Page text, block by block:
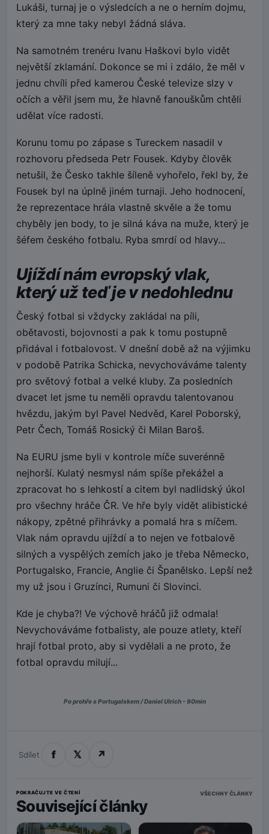
Lukáši, turnaj je o výsledcích a ne o herním dojmu,
který za mne taky nebyl žádná sláva.
Na samotném trenéru Ivanu Haškovi bylo vidět
největší zklamání. Dokonce se mi i zdálo, že měl v
jednu chvíli před kamerou České televize slzy v
očích a věřil jsem mu, že hlavně fanouškům chtěli
udělat více radosti.
Korunu tomu po zápase s Tureckem nasadil v
rozhovoru předseda Petr Fousek. Kdyby člověk
netušil, že Česko takhle šíleně vyhořelo, řekl by, že
Fousek byl na úplně jiném turnaji. Jeho hodnocení,
že reprezentace hrála vlastně skvěle a že tomu
chyběly jen body, to je silná káva na muže, který je
šéfem českého fotbalu. Ryba smrdí od hlavy...
Ujíždí nám evropský vlak,
který už teď je v nedohlednu
Český fotbal si vždycky zakládal na píli,
obětavosti, bojovnosti a pak k tomu postupně
přidával i fotbalovost. V dnešní době až na výjimku
v podobě Patrika Schicka, nevychováváme talenty
pro světový fotbal a velké kluby. Za posledních
dvacet let jsme tu neměli opravdu talentovanou
hvězdu, jakým byl Pavel Nedvěd, Karel Poborský,
Petr Čech, Tomáš Rosický či Milan Baroš.
Na EURU jsme byli v kontrole míče suverénně
nejhorší. Kulatý nesmysl nám spíše překážel a
zpracovat ho s lehkostí a citem byl nadlidský úkol
pro všechny hráče ČR. Ve hře byly vidět alibistické
nákopy, zpětné přihrávky a pomalá hra s míčem.
Vlak nám opravdu ujíždí a to nejen ve fotbalově
silných a vyspělých zemích jako je třeba Německo,
Portugalsko, Francie, Anglie či Španělsko. Lepší než
my už jsou i Gruzínci, Rumuni či Slovinci.
Kde je chyba?! Ve výchově hráčů již odmala!
Nevychováváme fotbalisty, ale pouze atlety, kteří
hrají fotbal proto, aby si vydělali a ne proto, že
fotbal opravdu milují...
Po prohře s Portugalskem / Daniel Ulrich - 90min
Sdílet f 𝕏 ↗
POKRAČUJTE VE ČTENÍ
Související články
VŠECHNY ČLÁNKY